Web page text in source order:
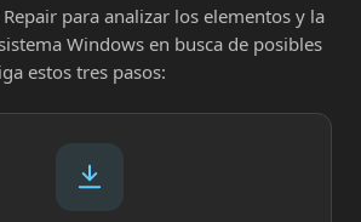
para analizar los elementos y la
Windows en busca de posibles
estos tres pasos: